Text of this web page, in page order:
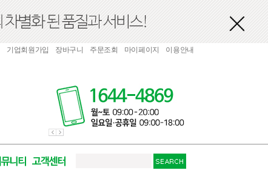
기업회원가입 장바구니 주문조회 마이페이지 이용안내